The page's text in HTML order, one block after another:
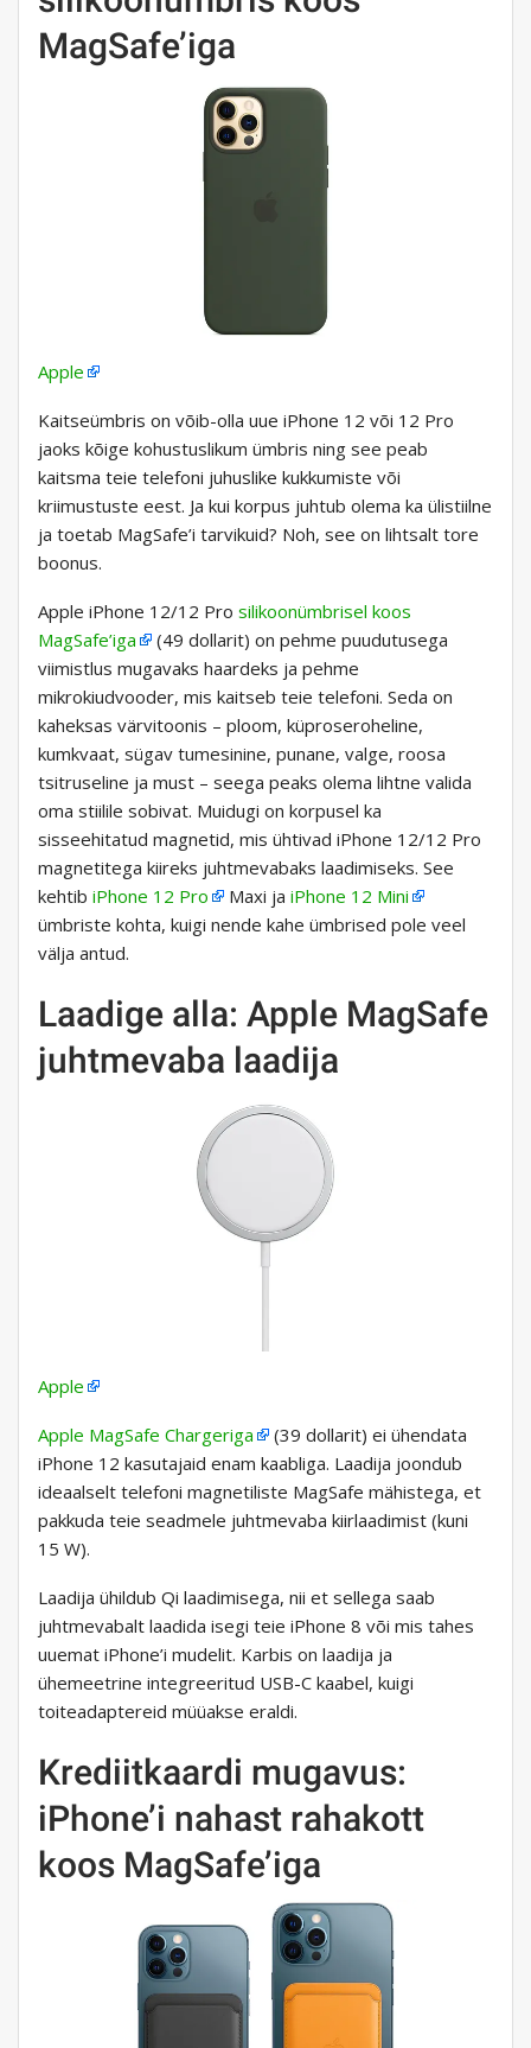
MagSafe’iga
Apple
Kaitseümbris on võib-olla uue iPhone 12 või 12 Pro
jaoks kõige kohustuslikum ümbris ning see peab
kaitsma teie telefoni juhuslike kukkumiste või
kriimustuste eest. Ja kui korpus juhtub olema ka ülistiilne
ja toetab MagSafe’i tarvikuid? Noh, see on lihtsalt tore
boonus.
Apple iPhone 12/12 Pro silikoonümbrisel koos
MagSafe’iga
(49 dollarit) on pehme puudutusega
viimistlus mugavaks haardeks ja pehme
mikrokiudvooder, mis kaitseb teie telefoni. Seda on
kaheksas värvitoonis – ploom, küproseroheline,
kumkvaat, sügav tumesinine, punane, valge, roosa
tsitruseline ja must – seega peaks olema lihtne valida
oma stiilile sobivat. Muidugi on korpusel ka
sisseehitatud magnetid, mis ühtivad iPhone 12/12 Pro
magnetitega kiireks juhtmevabaks laadimiseks. See
kehtib iPhone 12 Pro Maxi ja iPhone 12 Mini
ümbriste kohta, kuigi nende kahe ümbrised pole veel
välja antud.
Laadige alla: Apple MagSafe
juhtmevaba laadija
Apple
Apple MagSafe Chargeriga
(39 dollarit) ei ühendata
iPhone 12 kasutajaid enam kaabliga. Laadija joondub
ideaalselt telefoni magnetiliste MagSafe mähistega, et
pakkuda teie seadmele juhtmevaba kiirlaadimist (kuni
15 W).
Laadija ühildub Qi laadimisega, nii et sellega saab
juhtmevabalt laadida isegi teie iPhone 8 või mis tahes
uuemat iPhone’i mudelit. Karbis on laadija ja
ühemeetrine integreeritud USB-C kaabel, kuigi
toiteadaptereid müüakse eraldi.
Krediitkaardi mugavus:
iPhone’i nahast rahakott
koos MagSafe’iga